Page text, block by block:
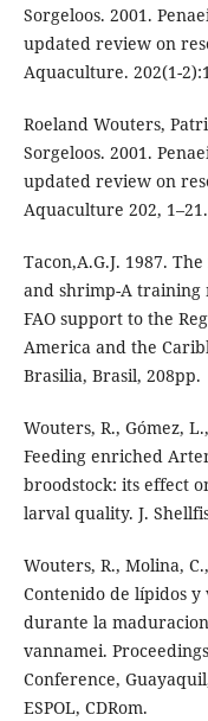
Sorgeloos. 2001.
updated review on
Aquaculture. 202(1-
Roeland Wouters,
Sorgeloos. 2001.
updated review on
Aquaculture 202, 1–21.
Tacon,A.G.J. 1987.
and shrimp-A training
FAO support to the
America and the
Brasilia, Brasil, 208pp.
Wouters, R., Gómez,
Feeding enriched
broodstock: its effect
larval quality. J.
Wouters, R., Molina,
Contenido de lípidos
durante la
vannamei.
Conference,
ESPOL, CDRom.